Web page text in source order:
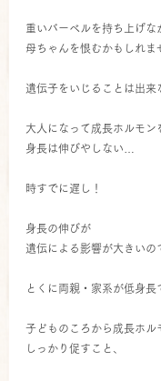
重いバーベルを持ち上げな
母ちゃんを恨むかもしれま
遺伝子をいじることは出来
大人になって成長ホルモン
身長は伸びやしない…
時すでに遅し！
身長の伸びが
遺伝による影響が大きいの
とくに両親・家系が低身長
子どものころから成長ホル
しっかり促すこと、